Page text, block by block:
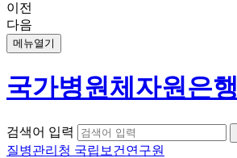
이전
다음
메뉴열기
국가병원체자원은행
검색어 입력
질병관리청 국립보건연구원